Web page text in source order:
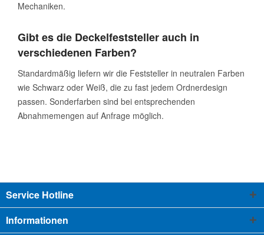
Mechaniken.
Gibt es die Deckelfeststeller auch in
verschiedenen Farben?
Standardmäßig liefern wir die Feststeller in neutralen Farben
wie Schwarz oder Weiß, die zu fast jedem Ordnerdesign
passen. Sonderfarben sind bei entsprechenden
Abnahmemengen auf Anfrage möglich.
Service Hotline
Informationen